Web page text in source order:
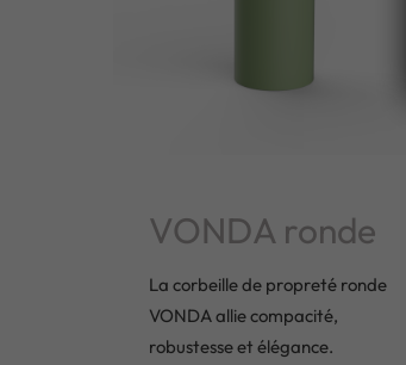
VONDA ronde
La corbeille de propreté ronde
VONDA allie compacité,
robustesse et élégance.